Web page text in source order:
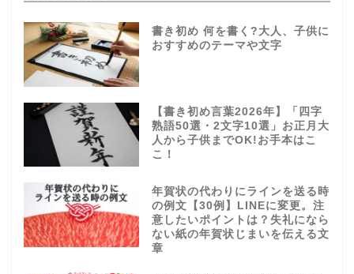
書き初め 何を書く?大人、子供に
おすすめのテーマや文字
【書き初め言葉2026年】「四字
熟語50選・2文字10選」お正月大
人から子供までOK!お手本はこ
こ！
年賀状の代わりにラインを送る時
の例文【30例】LINEに変更。注
意したいポイントは？失礼になら
ない紙の年賀状じまいを伝える文
章